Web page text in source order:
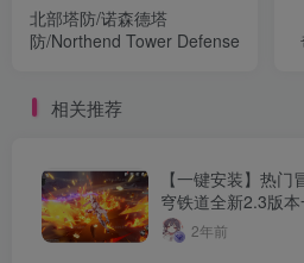
北部塔防/诺森德塔
防/Northend Tower Defense
相关推荐
【一键安装】热
穹铁道全新2.3版
动+免虚拟机
2年前